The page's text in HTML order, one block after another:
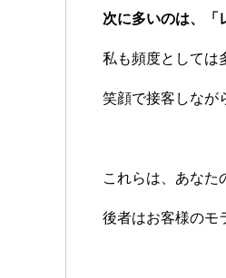
次に多いのは、「
私も頻度としては
笑顔で接客しなが
これらは、あなた
後者はお客様のモ